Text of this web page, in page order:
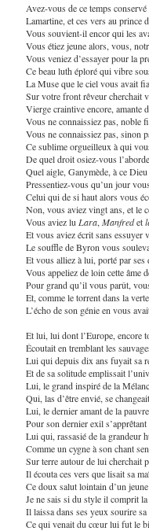
Avez-vous de ce temps
Lamartine, et ces vers au prince
Vous souvient-il encor qui les
Vous étiez jeune alors, vous,
Vous veniez d’essayer pour la
Ce beau luth éploré qui vibre
La Muse que le ciel vous avait
Sur votre front rêveur cherchait
Vierge craintive encore, amante
Vous ne connaissiez pas, noble
Vous ne connaissiez pas, sinon
Ce sublime orgueilleux à qui
De quel droit osiez-vous
Quel aigle, Ganymède, à ce
Pressentiez-vous qu’un jour
Celui qui de si haut alors vous
Non, vous aviez vingt ans, et le
Vous aviez lu Lara, Manfredet
Et vous aviez écrit sans essuyer
Le souffle de Byron vous
Et vous alliez à lui, porté par ses
Vous appeliez de loin cette âme
Pour grand qu’il vous parût,
Et, comme le torrent dans la
L’écho de son génie en vous
Et lui, lui dont l’Europe, encore
Écoutait en tremblant les
Lui qui depuis dix ans fuyait sa
Et de sa solitude emplissait
Lui, le grand inspiré de la
Qui, las d’être envié, se
Lui, le dernier amant de la
Pour son dernier exil
Lui qui, rassasié de la grandeur
Comme un cygne à son chant
Sur terre autour de lui cherchait
Il écouta ces vers que lisait sa
Ce doux salut lointain d’un
Je ne sais si du style il comprit
Il laissa dans ses yeux sourire
Ce qui venait du cœur lui fut le